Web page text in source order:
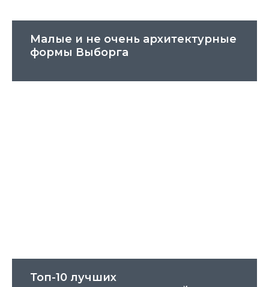
Малые и не очень архитектурные
формы Выборга
Топ-10 лучших